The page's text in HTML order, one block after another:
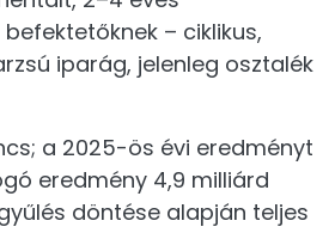
– ciklikus,
iparág, jelenleg osztalék
a 2025-ös évi eredményt
eredmény 4,9 milliárd
döntése alapján teljes